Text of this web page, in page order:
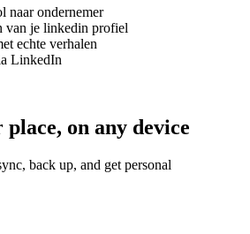
naar ondernemer
van je linkedin profiel
echte verhalen
LinkedIn
on any device
back up, and get personal